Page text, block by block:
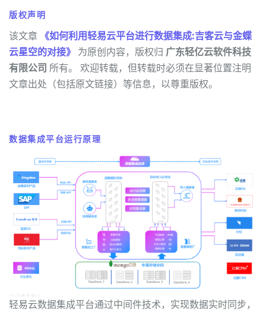
版权声明
该文章 《如何利用轻易云平台进行数据集成:吉客云与金蝶
云星空的对接》 为原创内容，版权归 广东轻亿云软件科技
有限公司 所有。 欢迎转载，但转载时必须在显著位置注明
文章出处（包括原文链接）等信息，以尊重版权。
数据集成平台运行原理
轻易云数据集成平台通过中间件技术，实现数据实时同步，